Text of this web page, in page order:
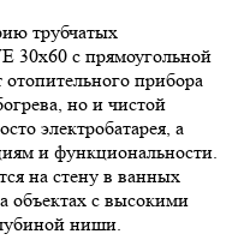
трубчатых
30х60 с прямоугольной
прибора
но и чистой
электробатарея, а
и функциональности.
на стену в ванных
объектах с высокими
ниши.